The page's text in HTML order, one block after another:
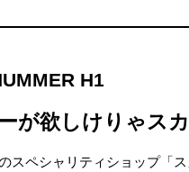
H1
が欲しけりゃス
スペシャリティショップ「